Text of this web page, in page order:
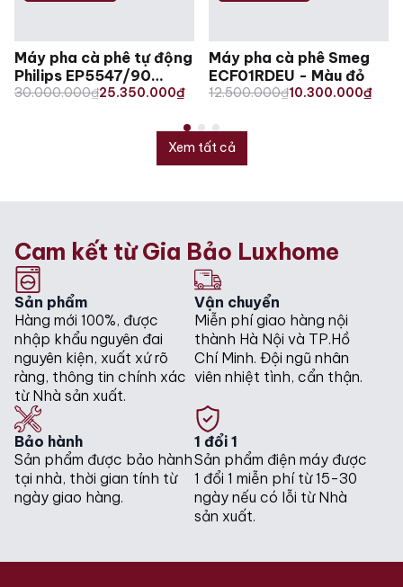
Xem tất cả
Máy pha cà phê tự động
Philips EP5547/90
Series 5500
30.000.000₫
Original
25.350.000₫
Current
Máy pha cà phê Smeg
ECF01RDEU - Màu đỏ
12.500.000₫
Original
was:
12.500.000₫.
10.300.000₫
Current
is:
10.300.000₫.
Cam kết từ Gia Bảo Luxhome
Sản phẩm
Hàng mới 100%, được
nhập khẩu nguyên đai
nguyên kiện, xuất xứ rõ
ràng, thông tin chính xác
từ Nhà sản xuất.
Vận chuyển
Miễn phí giao hàng nội
thành Hà Nội và TP.Hồ
Chí Minh. Đội ngũ nhân
viên nhiệt tình, cẩn thận.
Bảo hành
Sản phẩm được bảo hành
tại nhà, thời gian tính từ
ngày giao hàng.
1 đổi 1
Sản phẩm điện máy được
1 đổi 1 miễn phí từ 15-30
ngày nếu có lỗi từ Nhà
sản xuất.